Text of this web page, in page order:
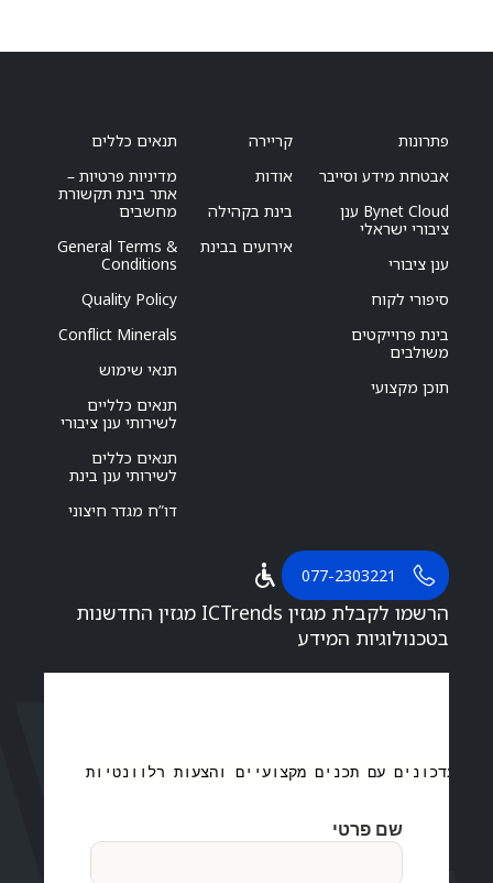
פתרונות
אבטחת מידע וסייבר
Bynet Cloud ענן
ציבורי ישראלי
ענן ציבורי
סיפורי לקוח
בינת פרוייקטים
משולבים
תוכן מקצועי
קריירה
אודות
בינת בקהילה
אירועים בבינת
תנאים כללים
מדיניות פרטיות –
אתר בינת תקשורת
מחשבים
General Terms &
Conditions
Quality Policy
Conflict Minerals
תנאי שימוש
תנאים כלליים
לשירותי ענן ציבורי
תנאים כללים
לשירותי ענן בינת
דו”ח מגדר חיצוני
077-2303221
הרשמו לקבלת מגזין ICTrends מגזין החדשנות
בטכנולוגיות המידע